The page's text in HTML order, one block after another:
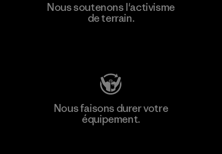
Nous soutenons l'activisme
de terrain.
Nous faisons durer votre
équipement.